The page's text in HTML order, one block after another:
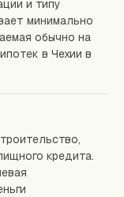
и типу
минимально
обычно на
в Чехии в
кредита.